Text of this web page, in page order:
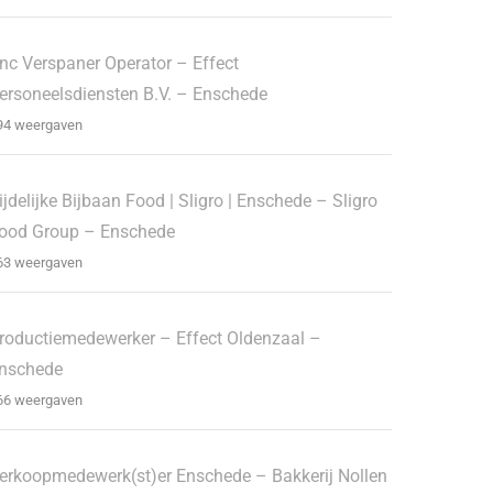
Verspaner Operator – Effect
B.V. – Enschede
weergaven
Bijbaan Food | Sligro | Enschede – Sligro
Group – Enschede
weergaven
– Effect Oldenzaal –
weergaven
Enschede – Bakkerij Nollen